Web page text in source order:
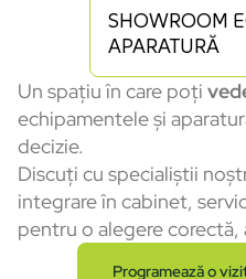
SHOWROOM
APARATURĂ
Un spațiu în care poți
echipamentele și
decizie.
Discuți cu specialiștii
integrare în cabinet,
pentru o alegere
Programează o